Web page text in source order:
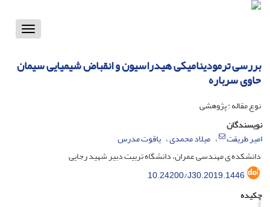
Toggle
بررسی ترمودینامیکی هیدراسیون و انقباض شیمیایی سیمان
حاوی سرباره
نوع مقاله : پژوهشی
نویسندگان
امیر طریقت
میلاد محمدی یاقوت مدرس
دانشکده ی مهندسی عمران، دانشگاه تربیت دبیر شهید رجایی
10.24200/J30.2019.1446
چکیده